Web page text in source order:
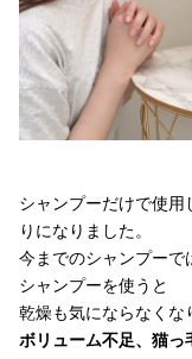
シャンプーだけで使
りになりました。
今までのシャンプーで
シャンプーを使うと
乾燥も気にならなくな
ボリューム不足、猫っ